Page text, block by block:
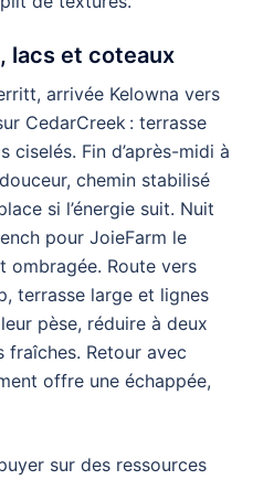
lacs et coteaux
arrivée Kelowna vers
CedarCreek : terrasse
ciselés. Fin d’après-midi à
chemin stabilisé
si l’énergie suit. Nuit
pour JoieFarm le
ombragée. Route vers
terrasse large et lignes
pèse, réduire à deux
fraîches. Retour avec
offre une échappée,
sur des ressources